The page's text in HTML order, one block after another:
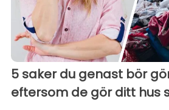
5 saker du genast bör
eftersom de gör ditt hus